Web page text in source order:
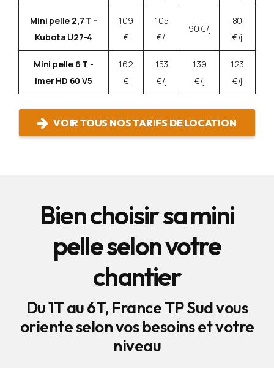
Mini pelle 2,7 T -
Kubota U27-4
109
€
105
€/j
90 €/j
80
€/j
Mini pelle 6 T -
Imer HD 60 V5
162
€
153
€/j
139
€/j
123
€/j
VOIR TOUS NOS TARIFS DE LOCATION
Bien choisir sa mini
pelle selon votre
chantier
Du 1T au 6T, France TP Sud vous
oriente selon vos besoins et votre
niveau